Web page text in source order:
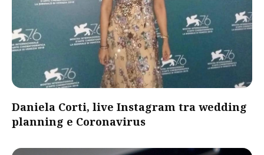
Daniela Corti, live Instagram tra wedding
planning e Coronavirus